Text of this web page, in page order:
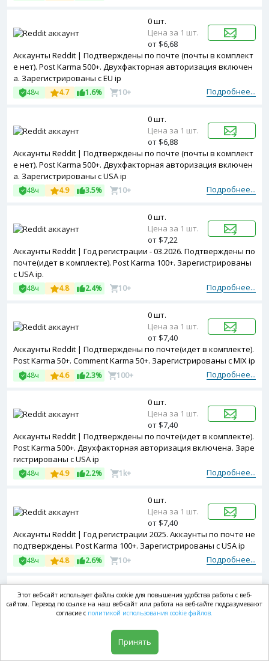
Аккаунты Reddit | Подтверждены по почте (почты в комплект
е нет). Post Karma 500+. Двухфакторная авторизация включен
а. Зарегистрированы с EU ip
Подробнее...
48ч 4.7 1.6% 10+
0 шт.
Цена за 1 шт.
от $6,68
Аккаунты Reddit | Подтверждены по почте (почты в комплект
е нет). Post Karma 500+. Двухфакторная авторизация включен
а. Зарегистрированы с USA ip
Подробнее...
48ч 4.9 3.5% 10+
0 шт.
Цена за 1 шт.
от $6,88
Аккаунты Reddit | Год регистрации - 03.2026. Подтверждены по
почте(идет в комплекте). Post Karma 100+. Зарегистрированы
с USA ip.
Подробнее...
48ч 4.8 2.4% 10+
0 шт.
Цена за 1 шт.
от $7,22
Аккаунты Reddit | Подтверждены по почте(идет в комплекте).
Post Karma 50+. Comment Karma 50+. Зарегистрированы с MIX ip
Подробнее...
48ч 4.6 2.3% 100+
0 шт.
Цена за 1 шт.
от $7,40
Аккаунты Reddit | Подтверждены по почте(идет в комплекте).
Post Karma 500+. Двухфакторная авторизация включена. Заре
гистрированы с USA ip
Подробнее...
48ч 4.9 2.2% 1k+
0 шт.
Цена за 1 шт.
от $7,40
Аккаунты Reddit | Год регистрации 2025. Аккаунты по почте не
подтверждены. Post Karma 100+. Зарегистрированы с USA ip
Подробнее...
48ч 4.8 2.6% 10+
0 шт.
Цена за 1 шт.
от $7,40
Comment Karma 50+. Зарегистрированы с EU ip
10+
0 шт.
Цена за 1 шт.
от $8,33
Этот веб-сайт использует файлы cookie для повышения удобства работы с веб-
сайтом. Переход по ссылке на наш веб-сайт или работа на веб-сайте подразумевают
согласие с политикой использования cookie файлов.
Принять